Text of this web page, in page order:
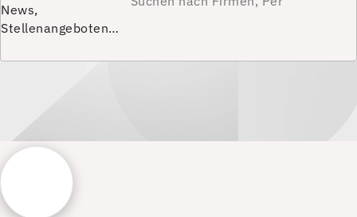
News,
Stellenangeboten…